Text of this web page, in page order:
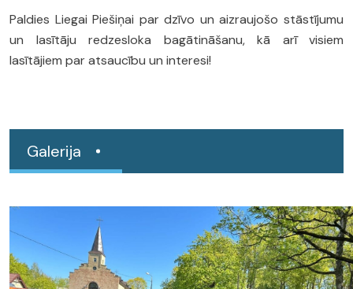
Paldies Liegai Piešiņai par dzīvo un aizraujošo stāstījumu
un lasītāju redzesloka bagātināšanu, kā arī visiem
lasītājiem par atsaucību un interesi!
Galerija